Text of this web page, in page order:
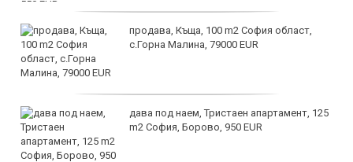
продава, Къща, 100 m2 София област,
с.Горна Малина, 79000 EUR
дава под наем, Тристаен апартамент, 125
m2 София, Борово, 950 EUR